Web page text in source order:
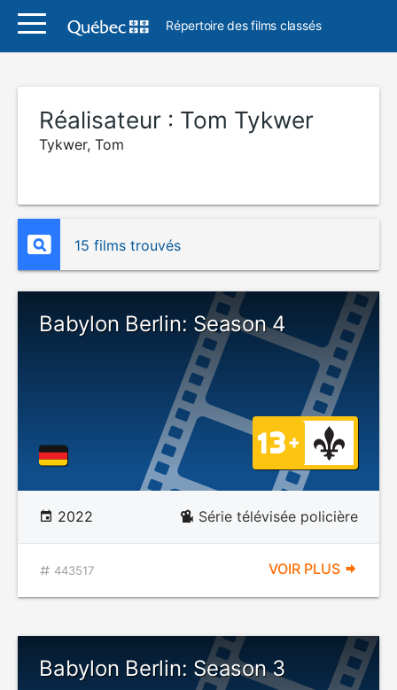
Répertoire des films classés
Réalisateur : Tom Tykwer
Tykwer, Tom
15 films trouvés
Babylon Berlin: Season 4
2022 Série télévisée policière
443517 VOIR PLUS
Babylon Berlin: Season 3